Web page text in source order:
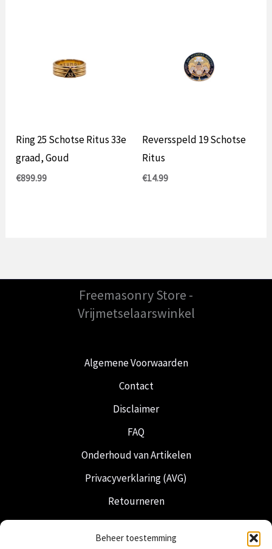
Beheer toestemming
Ring 25 Schotse Ritus 33e
graad, Goud
€899.99
Reversspeld 19 Schotse
Ritus
€14.99
Freemasonry Store -
Vrijmetselaarswinkel
Algemene Voorwaarden
Contact
Disclaimer
FAQ
Onderhoud van Artikelen
Privacyverklaring (AVG)
Retourneren
Verzending & Levering